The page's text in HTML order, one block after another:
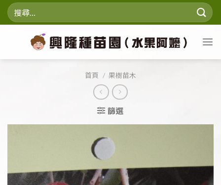
Skip
搜
尋
首頁 / 果樹苗木
篩選